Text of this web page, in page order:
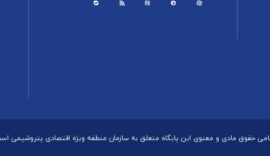
حقوق مادی و معنوی این پایگاه متعلق به سازمان منطقه ویژه اقتصادی پتروشیمی